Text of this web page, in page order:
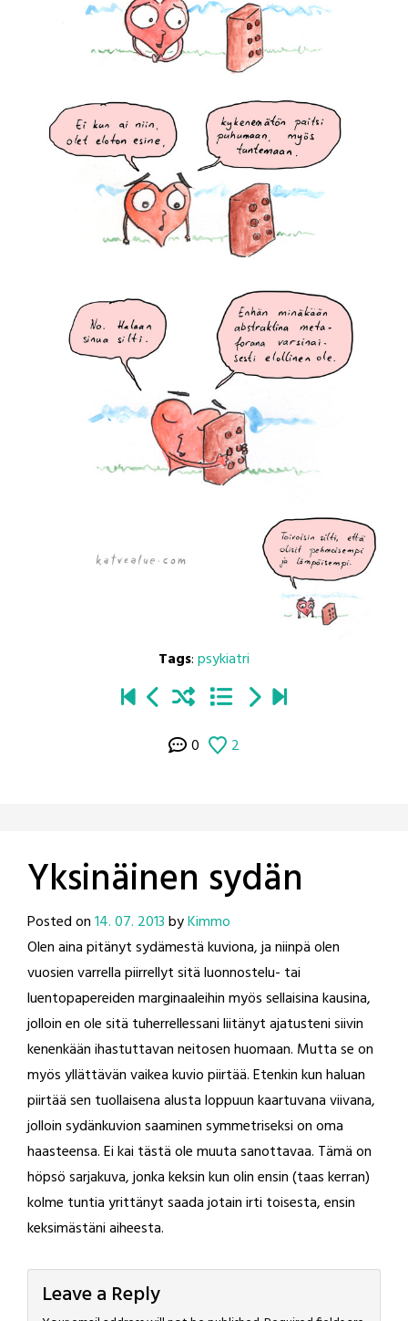
Tags:psykiatri
0 2
Yksinäinen sydän
Posted on14. 07. 2013byKimmo
Olen aina pitänyt sydämestä kuviona, ja niinpä olen
vuosien varrella piirrellyt sitä luonnostelu- tai
luentopapereiden marginaaleihin myös sellaisina kausina,
jolloin en ole sitä tuherrellessani liitänyt ajatusteni siivin
kenenkään ihastuttavan neitosen huomaan. Mutta se on
myös yllättävän vaikea kuvio piirtää. Etenkin kun haluan
piirtää sen tuollaisena alusta loppuun kaartuvana viivana,
jolloin sydänkuvion saaminen symmetriseksi on oma
haasteensa. Ei kai tästä ole muuta sanottavaa. Tämä on
höpsö sarjakuva, jonka keksin kun olin ensin (taas kerran)
kolme tuntia yrittänyt saada jotain irti toisesta, ensin
keksimästäni aiheesta.
Leave a Reply